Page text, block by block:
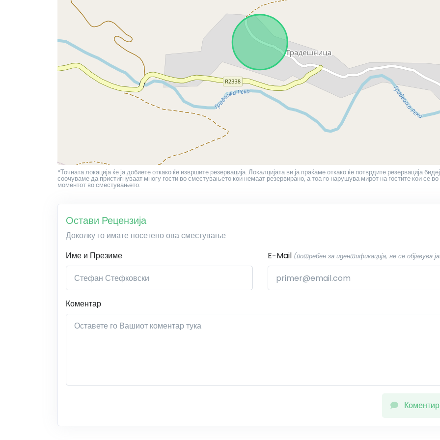
*Точната локација ќе ја добиете откако ќе извршите резервација. Локалцијата ви ја праќаме откако ќе потврдите резервација
соочуваме да пристигнуваат многу гости во сместувањето кои немаат резервирано, а тоа го нарушува мирот на гостите кои се во
моментот во сместувањето.
Остави Рецензија
Доколку го имате посетено ова сместување
Име и Презиме
E-Mail (потребен за идентификација, не се објавува
Коментар